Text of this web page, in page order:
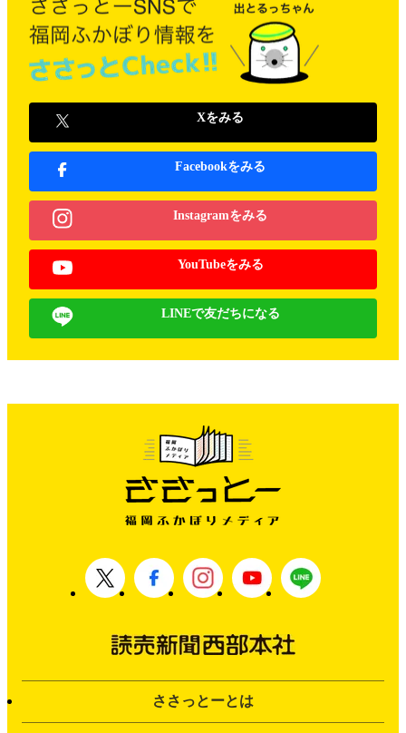
Xをみる
Facebookをみる
Instagramをみる
YouTubeをみる
LINEで友だちになる
ささっとーとは